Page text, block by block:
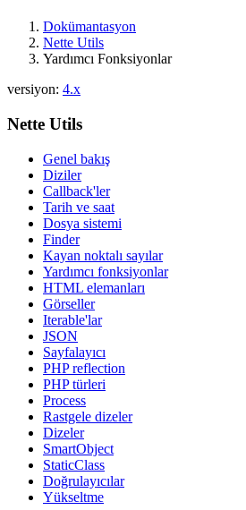
Dokümantasyon
Nette Utils
Yardımcı Fonksiyonlar
versiyon: 4.x
Nette Utils
Genel bakış
Diziler
Callback'ler
Tarih ve saat
Dosya sistemi
Finder
Kayan noktalı sayılar
Yardımcı fonksiyonlar
HTML elemanları
Görseller
Iterable'lar
JSON
Sayfalayıcı
PHP reflection
PHP türleri
Process
Rastgele dizeler
Dizeler
SmartObject
StaticClass
Doğrulayıcılar
Yükseltme